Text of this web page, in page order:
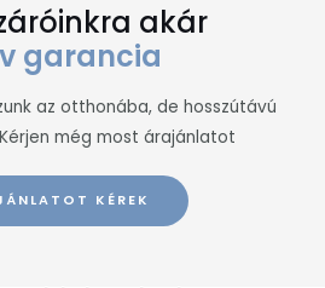
akár
garancia
az otthonába, de hosszútávú
még most árajánlatot
KÉREK